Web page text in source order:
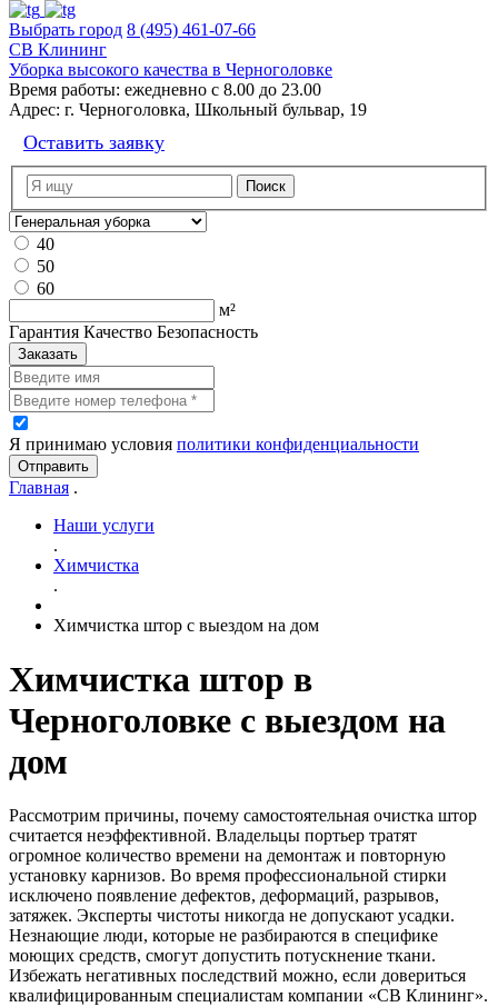
Выбрать город 8 (495) 461-07-66
СВ Клининг
Уборка высокого качества в Черноголовке
Время работы: ежедневно с 8.00 до 23.00
Адрес: г. Черноголовка, Школьный бульвар, 19
Оставить заявку
40
50
60
м²
Гарантия Качество Безопасность
Заказать
Я принимаю условия политики конфиденциальности
Отправить
Главная .
Наши услуги
.
Химчистка
.
Химчистка штор с выездом на дом
Химчистка штор в
Черноголовке с выездом на
дом
Рассмотрим причины, почему самостоятельная очистка штор
считается неэффективной. Владельцы портьер тратят
огромное количество времени на демонтаж и повторную
установку карнизов. Во время профессиональной стирки
исключено появление дефектов, деформаций, разрывов,
затяжек. Эксперты чистоты никогда не допускают усадки.
Незнающие люди, которые не разбираются в специфике
моющих средств, смогут допустить потускнение ткани.
Избежать негативных последствий можно, если довериться
квалифицированным специалистам компании «СВ Клининг».